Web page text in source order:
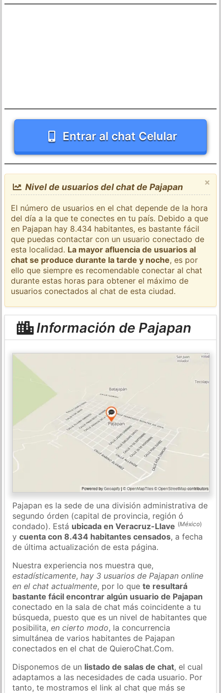
Entrar al chat Celular
×
Nivel de usuarios del chat de Pajapan
El número de usuarios en el chat depende de la hora
del día a la que te conectes en tu país. Debido a que
en Pajapan hay 8.434 habitantes, es bastante fácil
que puedas contactar con un usuario conectado de
esta localidad. La mayor afluencia de usuarios al
chat se produce durante la tarde y noche, es por
ello que siempre es recomendable conectar al chat
durante estas horas para obtener el máximo de
usuarios conectados al chat de esta ciudad.
Información de Pajapan
Pajapan es la sede de una división administrativa de
segundo órden (capital de provincia, región ó
condado). Está ubicada en Veracruz-Llave (México)
ycuenta con 8.434 habitantes censados, a fecha
de última actualización de esta página.
Nuestra experiencia nos muestra que,
estadísticamente,hay 3 usuarios de Pajapan online
en el chat actualmente, por lo quete resultará
bastante fácil encontrar algún usuario de Pajapan
conectado en la sala de chat más coincidente a tu
búsqueda, puesto que es un nivel de habitantes que
posibilita,en cierto modo, la concurrencia
simultánea de varios habitantes de Pajapan
conectados en el chat de QuieroChat.Com.
Disponemos de un listado de salas de chat, el cual
adaptamos a las necesidades de cada usuario. Por
tanto, te mostramos el link al chat que más se